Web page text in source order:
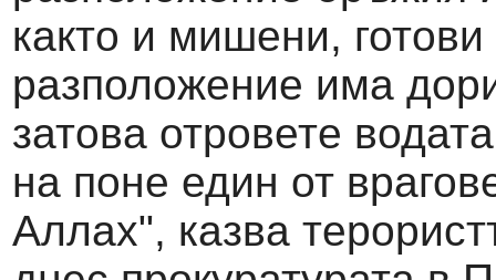
както и мишени,
разположение има
затова отровете
на поне един от
Аллах", казва